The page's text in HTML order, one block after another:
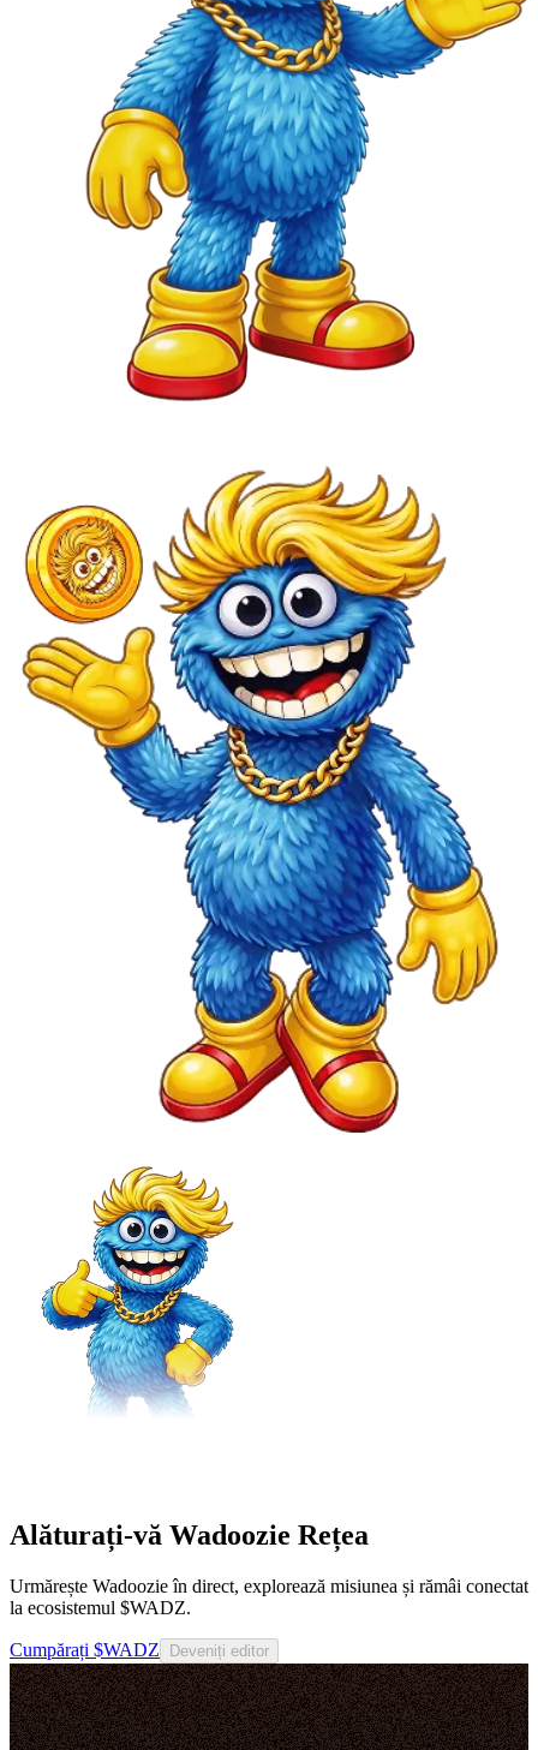
Alăturați-vă Wadoozie Rețea
Urmărește Wadoozie în direct, explorează misiunea și rămâi conectat
la ecosistemul $WADZ.
Cumpărați $WADZ Deveniți editor